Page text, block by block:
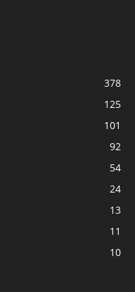
378
125
101
92
54
24
13
11
10